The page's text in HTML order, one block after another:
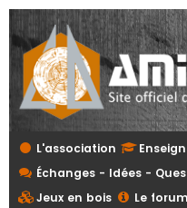
L'association
Échanges - Idées -
Jeux en bois
Le forum